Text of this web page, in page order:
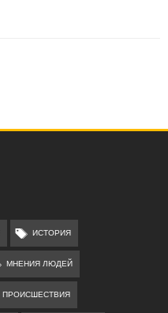
ИСТОРИЯ
МНЕНИЯ ЛЮДЕЙ
ПРОИСШЕСТВИЯ